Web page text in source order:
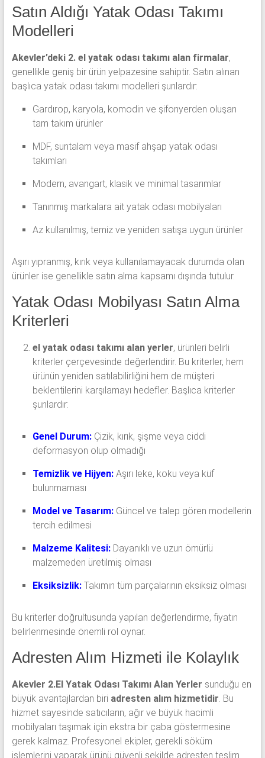
Satın Aldığı Yatak Odası Takımı
Modelleri
Akevler’deki 2. el yatak odası takımı alan firmalar,
genellikle geniş bir ürün yelpazesine sahiptir. Satın alınan
başlıca yatak odası takımı modelleri şunlardır:
Gardırop, karyola, komodin ve şifonyerden oluşan
tam takım ürünler
MDF, suntalam veya masif ahşap yatak odası
takımları
Modern, avangart, klasik ve minimal tasarımlar
Tanınmış markalara ait yatak odası mobilyaları
Az kullanılmış, temiz ve yeniden satışa uygun ürünler
Aşırı yıpranmış, kırık veya kullanılamayacak durumda olan
ürünler ise genellikle satın alma kapsamı dışında tutulur.
Yatak Odası Mobilyası Satın Alma
Kriterleri
el yatak odası takımı alan yerler, ürünleri belirli
kriterler çerçevesinde değerlendirir. Bu kriterler, hem
ürünün yeniden satılabilirliğini hem de müşteri
beklentilerini karşılamayı hedefler. Başlıca kriterler
şunlardır:
Genel Durum: Çizik, kırık, şişme veya ciddi
deformasyon olup olmadığı
Temizlik ve Hijyen:Aşırı leke, koku veya küf
bulunmaması
Model ve Tasarım:Güncel ve talep gören modellerin
tercih edilmesi
Malzeme Kalitesi:Dayanıklı ve uzun ömürlü
malzemeden üretilmiş olması
Eksiksizlik: Takımın tüm parçalarının eksiksiz olması
Bu kriterler doğrultusunda yapılan değerlendirme, fiyatın
belirlenmesinde önemli rol oynar.
Adresten Alım Hizmeti ile Kolaylık
Akevler 2.El Yatak Odası Takımı Alan Yerler sunduğu en
büyük avantajlardan biri adresten alım hizmetidir . Bu
hizmet sayesinde satıcıların, ağır ve büyük hacimli
mobilyaları taşımak için ekstra bir çaba göstermesine
gerek kalmaz. Profesyonel ekipler, gerekli söküm
işlemlerini yaparak ürünü güvenli şekilde adresten teslim